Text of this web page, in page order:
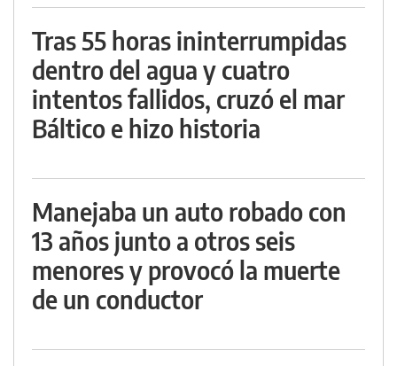
Tras 55 horas ininterrumpidas
dentro del agua y cuatro
intentos fallidos, cruzó el mar
Báltico e hizo historia
Manejaba un auto robado con
13 años junto a otros seis
menores y provocó la muerte
de un conductor